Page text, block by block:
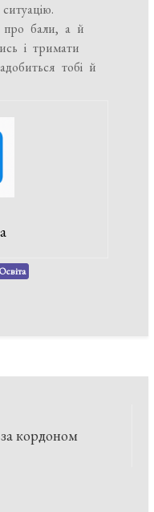
про бали, а й
і тримати
тобі й
Освіта
кордоном